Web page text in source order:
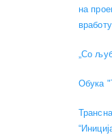
на
„Со
Обука